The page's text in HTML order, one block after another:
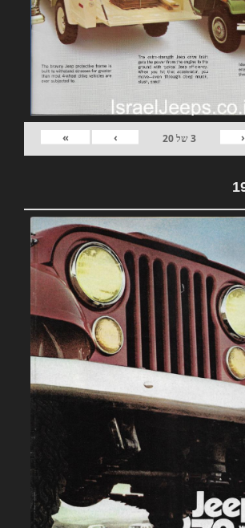
‹
3של20
›
»